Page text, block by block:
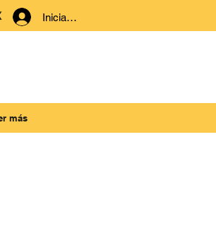
Iniciar sesión
más